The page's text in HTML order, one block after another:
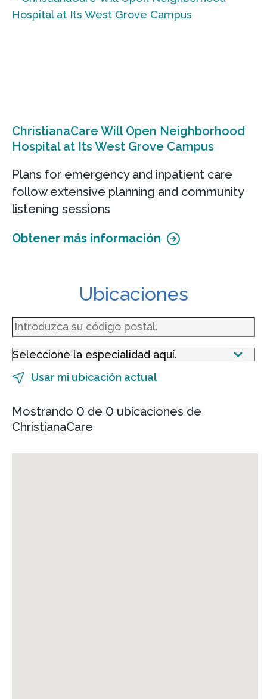
ChristianaCare Will Open Neighborhood
Hospital at Its West Grove Campus
Plans for emergency and inpatient care
follow extensive planning and community
listening sessions
Obtener más información
Ubicaciones
Usar mi ubicación actual
Mostrando 0 de 0 ubicaciones de
ChristianaCare